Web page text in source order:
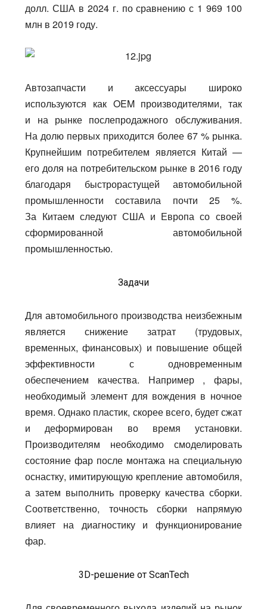
долл. США в 2024 г. по сравнению с 1 969 100
млн в 2019 году.
Автозапчасти и аксессуары широко
используются как OEM производителями, так
и на рынке послепродажного обслуживания.
На долю первых приходится более 67 % рынка.
Крупнейшим потребителем является Китай —
его доля на потребительском рынке в 2016 году
благодаря быстрорастущей автомобильной
промышленности составила почти 25 %.
За Китаем следуют США и Европа со своей
сформированной автомобильной
промышленностью.
Задачи
Для автомобильного производства неизбежным
является снижение затрат (трудовых,
временных, финансовых) и повышение общей
эффективности с одновременным
обеспечением качества. Например , фары,
необходимый элемент для вождения в ночное
время. Однако пластик, скорее всего, будет сжат
и деформирован во время установки.
Производителям необходимо смоделировать
состояние фар после монтажа на специальную
оснастку, имитирующую крепление автомобиля,
а затем выполнить проверку качества сборки.
Соответственно, точность сборки напрямую
влияет на диагностику и функционирование
фар.
3D-решение от ScanTech